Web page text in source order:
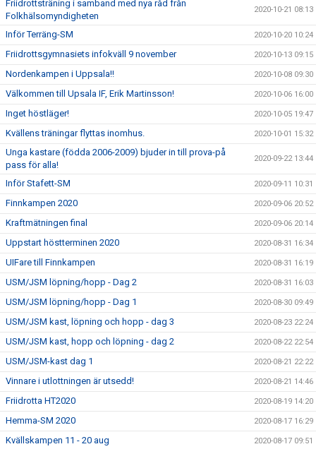
Friidrottsträning i samband med nya råd från
Folkhälsomyndigheten
2020-10-21 08:13
Inför Terräng-SM 2020-10-20 10:24
Friidrottsgymnasiets infokväll 9 november 2020-10-13 09:15
Nordenkampen i Uppsala!! 2020-10-08 09:30
Välkommen till Upsala IF, Erik Martinsson! 2020-10-06 16:00
Inget höstläger! 2020-10-05 19:47
Kvällens träningar flyttas inomhus. 2020-10-01 15:32
Unga kastare (födda 2006-2009) bjuder in till prova-på
pass för alla!
2020-09-22 13:44
Inför Stafett-SM 2020-09-11 10:31
Finnkampen 2020 2020-09-06 20:52
Kraftmätningen final 2020-09-06 20:14
Uppstart höstterminen 2020 2020-08-31 16:34
UIFare till Finnkampen 2020-08-31 16:19
USM/JSM löpning/hopp - Dag 2 2020-08-31 16:03
USM/JSM löpning/hopp - Dag 1 2020-08-30 09:49
USM/JSM kast, löpning och hopp - dag 3 2020-08-23 22:24
USM/JSM kast, hopp och löpning - dag 2 2020-08-22 22:54
USM/JSM-kast dag 1 2020-08-21 22:22
Vinnare i utlottningen är utsedd! 2020-08-21 14:46
Friidrotta HT2020 2020-08-19 14:20
Hemma-SM 2020 2020-08-17 16:29
Kvällskampen 11 - 20 aug 2020-08-17 09:51